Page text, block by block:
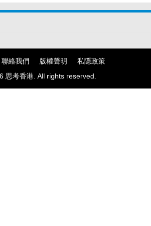
聯絡我們 版權聲明
私隱政策
思考香港. All rights reserved.